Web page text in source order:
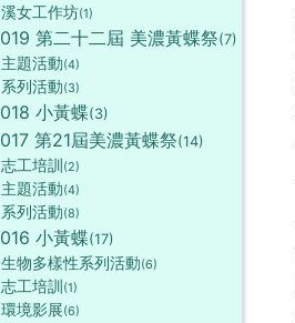
溪女工作坊(1)
第二十二屆 美濃黃蝶祭(7)
主題活動(4)
系列活動(3)
小黃蝶(3)
第21屆美濃黃蝶祭(14)
志工培訓 (2)
主題活動(4)
系列活動(8)
小黃蝶(17)
生物多樣性系列活動(6)
志工培訓 (1)
環境影展(6)